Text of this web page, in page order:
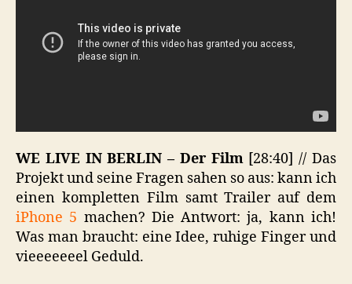
WE LIVE IN BERLIN – Der Film[28:40] // Das
Projekt und seine Fragen sahen so aus: kann ich
einen kompletten Film samt Trailer auf dem
iPhone 5 machen? Die Antwort: ja, kann ich!
Was man braucht: eine Idee, ruhige Finger und
vieeeeeeel Geduld.